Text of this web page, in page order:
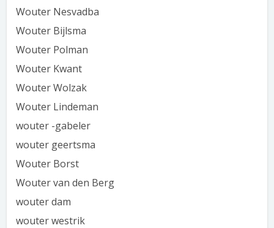
Wouter Nesvadba
Wouter Bijlsma
Wouter Polman
Wouter Kwant
Wouter Wolzak
Wouter Lindeman
wouter -gabeler
wouter geertsma
Wouter Borst
Wouter van den Berg
wouter dam
wouter westrik